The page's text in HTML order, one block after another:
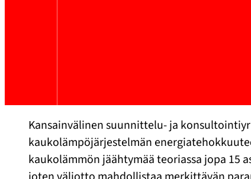
Kansainvälinen suunnittelu- ja
kaukolämpöjärjestelmän
kaukolämmön jäähtymää teoriassa jopa 15